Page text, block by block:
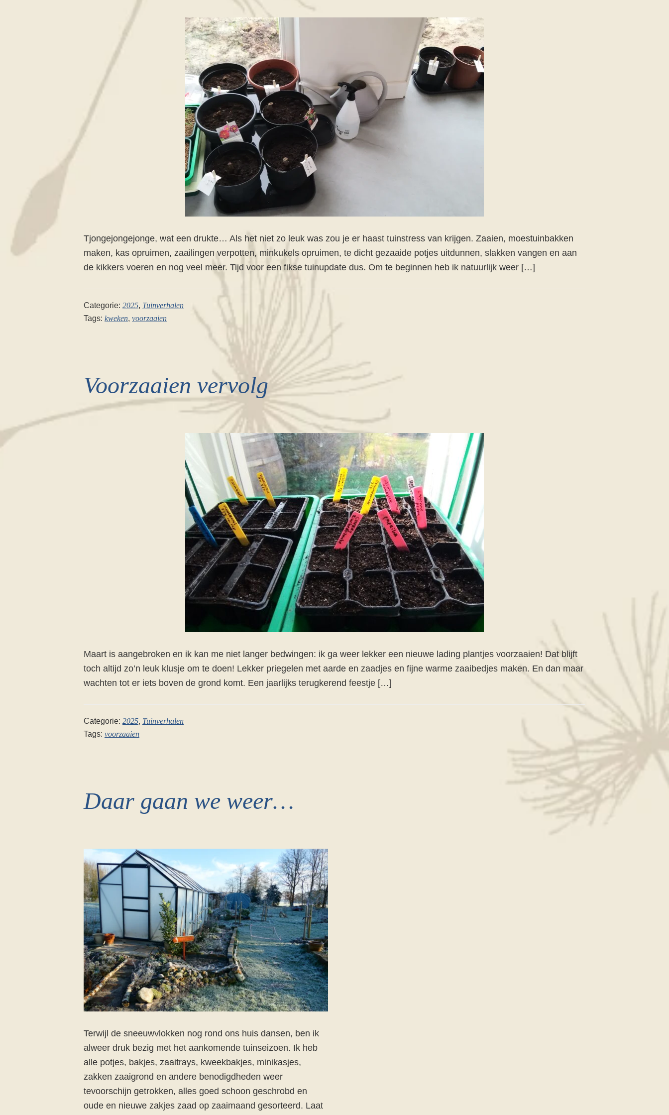
Tjongejongejonge, wat een drukte… Als het niet zo leuk was zou je er haast tuinstress van krijgen. Zaaien, moestuinbakken
maken, kas opruimen, zaailingen verpotten, minkukels opruimen, te dicht gezaaide potjes uitdunnen, slakken vangen en aan
de kikkers voeren en nog veel meer. Tijd voor een fikse tuinupdate dus. Om te beginnen heb ik natuurlijk weer […]
Categorie: 2025, Tuinverhalen
Tags: kweken, voorzaaien
Voorzaaien vervolg
Maart is aangebroken en ik kan me niet langer bedwingen: ik ga weer lekker een nieuwe lading plantjes voorzaaien! Dat blijft
toch altijd zo’n leuk klusje om te doen! Lekker priegelen met aarde en zaadjes en fijne warme zaaibedjes maken. En dan maar
wachten tot er iets boven de grond komt. Een jaarlijks terugkerend feestje […]
Categorie: 2025, Tuinverhalen
Tags: voorzaaien
Daar gaan we weer…
Terwijl de sneeuwvlokken nog rond ons huis dansen, ben ik
alweer druk bezig met het aankomende tuinseizoen. Ik heb
alle potjes, bakjes, zaaitrays, kweekbakjes, minikasjes,
zakken zaaigrond en andere benodigdheden weer
tevoorschijn getrokken, alles goed schoon geschrobd en
oude en nieuwe zakjes zaad op zaaimaand gesorteerd. Laat